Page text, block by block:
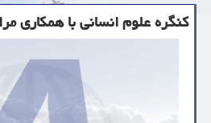
کنگره علوم انسانی با همکاری مراکز